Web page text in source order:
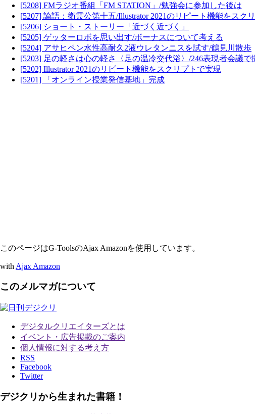
[5208] FMラジオ番組「FM STATION」/勉強会に参加した後は
[5207] 論語：衛霊公第十五/Illustrator 2021のリピート機能をスク
[5206] ショート・ストーリー「近づく近づく」
[5205] ゲッターロボを思い出す/ボーナスについて考える
[5204] アサヒペン水性高耐久2液ウレタンニスを試す/鶴見川散歩
[5203] 足の軽さは心の軽さ〈足の温冷交代浴〉/246表現者会議で
[5202] Illustrator 2021のリピート機能をスクリプトで実現
[5201] 「オンライン授業発信基地」完成
このページはG-ToolsのAjax Amazonを使用しています。
with Ajax Amazon
このメルマガについて
デジタルクリエイターズとは
イベント・広告掲載のご案内
個人情報に対する考え方
RSS
Facebook
Twitter
デジクリから生まれた書籍！